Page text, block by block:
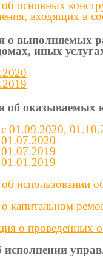
основных
входящих в
о выполняемых
иных
об оказываемых
01.09.2020,
использовании
капитальном
о проведенных